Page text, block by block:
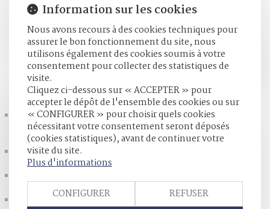
enfants avec la personne disparue. Au regard de ces
éléments, un parlementaire a demandé au Gouvernement
s’il entendait supprimer la condition du mariage...Lire la
suite
HISTORIQUE
Le cabinet sera présent aux Etats Généraux du droit de la
famille et du patrimoine à PARIS les 26-27 janvier
prochain
Notre simulateur de calcul d'une pension alimentaire est à
jour pour 2017 - Enfants - Le Particulier
par an | Dossier Familial
Divorce : les pensions alimentaires sont mieux garanties |
Information sur les cookies
Nous avons recours à des cookies techniques pour
assurer le bon fonctionnement du site, nous
utilisons également des cookies soumis à votre
consentement pour collecter des statistiques de
visite.
Cliquez ci-dessous sur « ACCEPTER » pour
accepter le dépôt de l'ensemble des cookies ou sur
« CONFIGURER » pour choisir quels cookies
nécessitant votre consentement seront déposés
(cookies statistiques), avant de continuer votre
visite du site.
Plus d'informations
CONFIGURER
REFUSER